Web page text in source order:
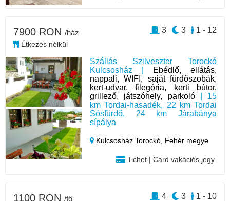
Szállás Szilveszter Torockó
Kulcsosház |
Ebédlő, ellátás,
nappali, WIFI, saját fürdőszobák,
kert-udvar, filegória, kerti bútor,
grillező, játszóhely, parkoló| 15
km Tordai-hasadék, 22 km Tordai
Sósfürdő, 24 km Járabánya
sípálya
Kulcsosház Torockó, Fehér megye
Tichet | Card vakációs jegy
7900 RON /ház
Étkezés nélkül
1 - 12
3
3
1100 RON /fő 1 - 10
3
4